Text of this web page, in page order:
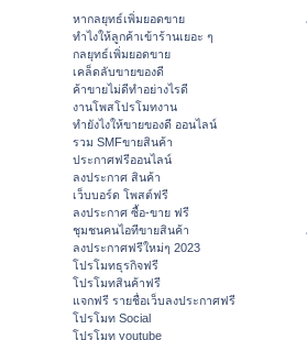
หากลยุทธ์เพิ่มยอดขาย
ทําไงให้ลูกค้าเข้าร้านเยอะ ๆ
กลยุทธ์เพิ่มยอดขาย
เคล็ดลับขายของดี
ค้าขายไม่ดีทำอย่างไรดี
งานโพสโปรโมทงาน
ทํายังไงให้ขายของดี ออนไลน์
รวม SMFขายสินค้า
ประกาศฟรีออนไลน์
ลงประกาศ สินค้า
เว็บบอร์ด โพสต์ฟรี
ลงประกาศ ซื้อ-ขาย ฟรี
ชุมชนคนไอทีขายสินค้า
ลงประกาศฟรีใหม่ๆ 2023
โปรโมทธุรกิจฟรี
โปรโมทสินค้าฟรี
แจกฟรี รายชื่อเว็บลงประกาศฟรี
โปรโมท Social
โปรโมท youtube